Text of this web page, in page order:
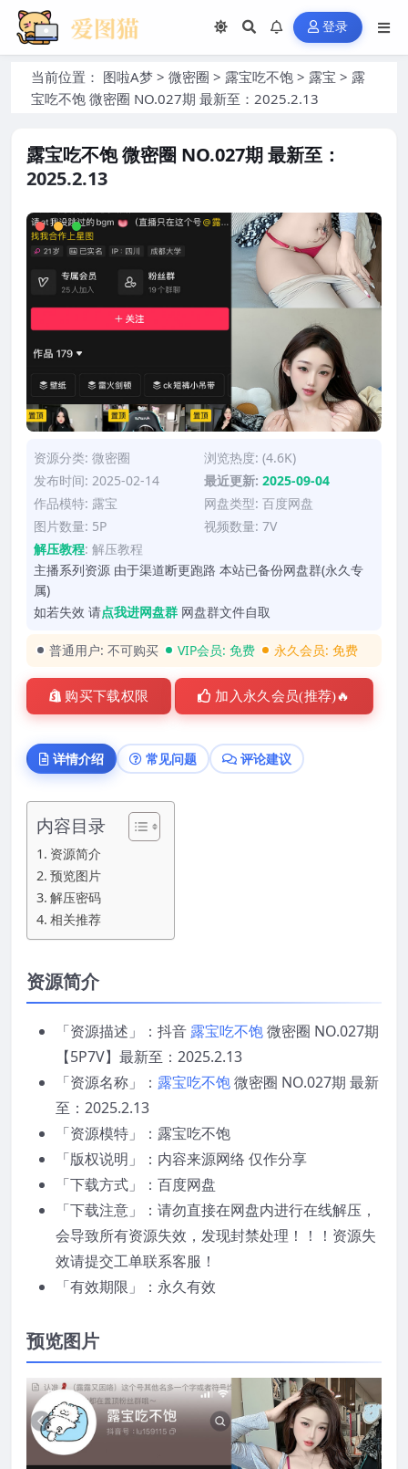
登录
当前位置： 图啦A梦 > 微密圈 > 露宝吃不饱 > 露宝 > 露
宝吃不饱 微密圈 NO.027期 最新至：2025.2.13
露宝吃不饱 微密圈 NO.027期 最新至：
2025.2.13
资源分类: 微密圈
浏览热度: (4.6K)
发布时间: 2025-02-14
最近更新: 2025-09-04
作品模特: 露宝
网盘类型: 百度网盘
图片数量: 5P
视频数量: 7V
解压教程: 解压教程
主播系列资源 由于渠道断更跑路 本站已备份网盘群(永久专
属)
如若失效 请点我进网盘群 网盘群文件自取
普通用户: 不可购买 VIP会员: 免费 永久会员: 免费
购买下载权限 加入永久会员(推荐)🔥
详情介绍 常见问题 评论建议
内容目录
资源简介
预览图片
解压密码
相关推荐
资源简介
「资源描述」：抖音 露宝吃不饱微密圈 NO.027期
【5P7V】最新至：2025.2.13
「资源名称」： 露宝吃不饱微密圈 NO.027期 最新
至：2025.2.13
「资源模特」：露宝吃不饱
「版权说明」：内容来源网络 仅作分享
「下载方式」：百度网盘
「下载注意」：请勿直接在网盘内进行在线解压，
会导致所有资源失效，发现封禁处理！！！资源失
效请提交工单联系客服！
「有效期限」：永久有效
预览图片